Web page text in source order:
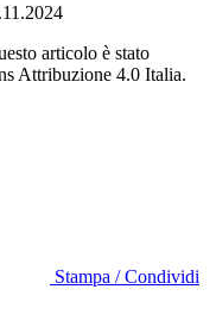
articolo è stato
Attribuzione 4.0 Italia.
Stampa / Condividi